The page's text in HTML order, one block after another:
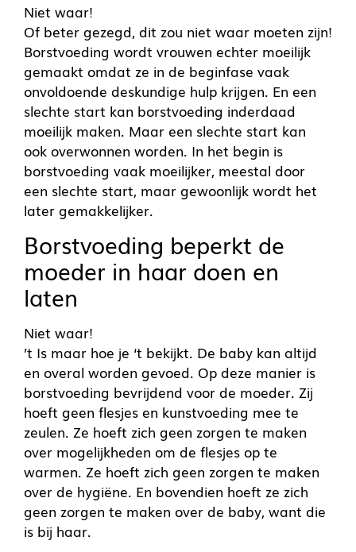
Niet waar!
Of beter gezegd, dit zou niet waar moeten zijn!
Borstvoeding wordt vrouwen echter moeilijk
gemaakt omdat ze in de beginfase vaak
onvoldoende deskundige hulp krijgen. En een
slechte start kan borstvoeding inderdaad
moeilijk maken. Maar een slechte start kan
ook overwonnen worden. In het begin is
borstvoeding vaak moeilijker, meestal door
een slechte start, maar gewoonlijk wordt het
later gemakkelijker.
Borstvoeding beperkt de
moeder in haar doen en
laten
Niet waar!
’t Is maar hoe je ‘t bekijkt. De baby kan altijd
en overal worden gevoed. Op deze manier is
borstvoeding bevrijdend voor de moeder. Zij
hoeft geen flesjes en kunstvoeding mee te
zeulen. Ze hoeft zich geen zorgen te maken
over mogelijkheden om de flesjes op te
warmen. Ze hoeft zich geen zorgen te maken
over de hygiëne. En bovendien hoeft ze zich
geen zorgen te maken over de baby, want die
is bij haar.